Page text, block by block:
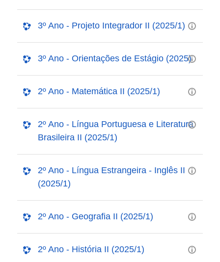
3º Ano - Projeto Integrador II (2025/1)
3º Ano - Orientações de Estágio (2025)
2º Ano - Matemática II (2025/1)
2º Ano - Língua Portuguesa e Literatura
Brasileira II (2025/1)
2º Ano - Língua Estrangeira - Inglês II
(2025/1)
2º Ano - Geografia II (2025/1)
2º Ano - História II (2025/1)